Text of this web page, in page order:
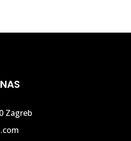
Zagreb